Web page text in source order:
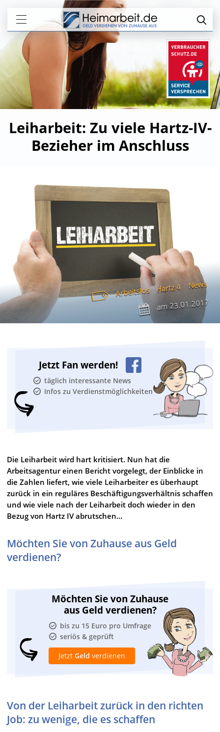
Leiharbeit: Zu viele Hartz-IV-
Bezieher im Anschluss
Arbeitslos Hartz 4 News
am23.01.2017
Jetzt Fan werden!
täglich interessante News
Infos zu Verdienstmöglichkeiten
Die Leiharbeit wird hart kritisiert. Nun hat die
Arbeitsagentur einen Bericht vorgelegt, der Einblicke in
die Zahlen liefert, wie viele Leiharbeiter es überhaupt
zurück in ein reguläres Beschäftigungsverhältnis schaffen
und wie viele nach der Leiharbeit doch wieder in den
Bezug von Hartz IV abrutschen…
Möchten Sie von Zuhause aus Geld
verdienen?
Möchten Sie von Zuhause
aus Geld verdienen?
bis zu 15 Euro pro Umfrage
seriös & geprüft
Jetzt Geld verdienen
Von der Leiharbeit zurück in den richten
Job: zu wenige, die es schaffen